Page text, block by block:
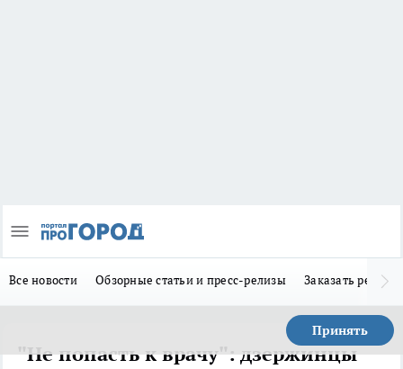
Все новости Обзорные статьи и пресс-релизы Заказать
Принять
"Не попасть к врачу": дзержинцы